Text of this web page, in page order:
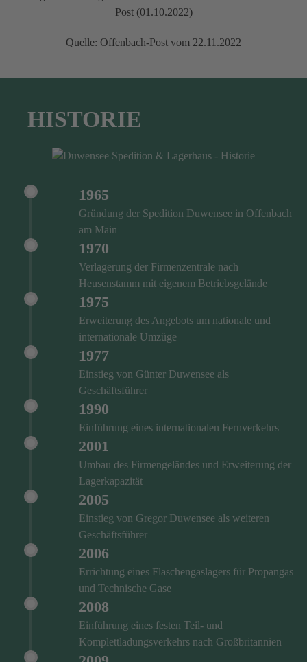
Quelle: Offenbach-Post vom 22.11.2022
HISTORIE
1965
Gründung der Spedition Duwensee in Offenbach
am Main
1970
Verlagerung der Firmenzentrale nach
Heusenstamm mit eigenem Betriebsgelände
1975
Erweiterung des Angebots um nationale und
internationale Umzüge
1977
Einstieg von Günter Duwensee als
Geschäftsführer
1990
Einführung eines internationalen Fernverkehrs
2001
Umbau des Firmengeländes und Erweiterung der
Lagerkapazität
2005
Einstieg von Gregor Duwensee als weiteren
Geschäftsführer
2006
Errichtung eines Flaschengaslagers für Propangas
und Technische Gase
2008
Einführung eines festen Teil- und
Komplettladungsverkehrs nach Großbritannien